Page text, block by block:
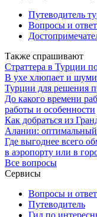
Путеводитель
Вопросы и
Также спрашивают
Страттера в Турции
В ухе хлюпает и
Турции для решения
До какого времени
работы и особенности
Как добраться из
Алании: оптимальный
Где выгоднее всего
в аэропорту или в
Все вопросы
Сервисы
Вопросы и
Путеводитель
Гид по